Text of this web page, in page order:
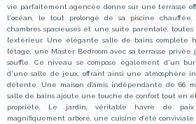
vie parfaitement agencée donne sur une terrasse
l'océan, le tout prolongé de sa piscine chauffée.
chambres spacieuses et une suite parentale, toutes
l’extérieur. Une élégante salle de bains complète
l’étage, une Master Bedroom avec sa terrasse
souffle. Ce niveau se compose également d'un
d'une salle de jeux, offrant ainsi une atmosphère
détente. Une maison d’amis indépendante de 66
salle de bains ajoute une touche de confort tout en
propriété. Le jardin, véritable havre de paix
magnifiquement arboré, une cuisine d’été